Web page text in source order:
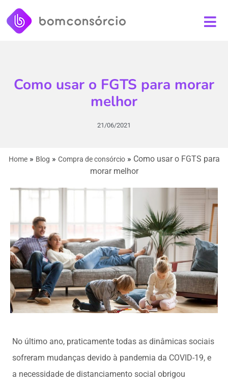
Como usar o FGTS para morar
melhor
21/06/2021
Home» Blog » Compra de consórcio» Como usar o FGTS para
morar melhor
No último ano, praticamente todas as dinâmicas sociais
sofreram mudanças devido à pandemia da COVID-19, e
a necessidade de distanciamento social obrigou